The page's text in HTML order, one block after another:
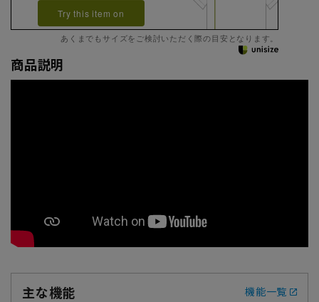
Try this item on
あくまでもサイズをご検討いただく際の目安となります。
商品説明
主な機能 機能一覧